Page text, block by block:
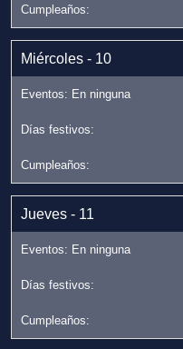
Miércoles - 10
Jueves - 11